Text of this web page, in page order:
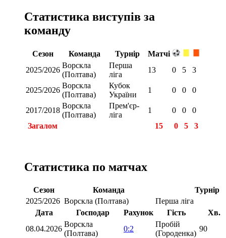
Статистика виступів за
команду
Сезон Команда Турнір
Матчі
2025/2026
Ворскла
(Полтава)
Перша
ліга
13 0 5 3
2025/2026
Ворскла
(Полтава)
Кубок
України
1 0 0 0
2017/2018
Ворскла
(Полтава)
Прем'єр-
ліга
1 0 0
0
Загалом
15 0 5 3
Статистика по матчах
Сезон Команда
Турнір
2025/2026 Ворскла (Полтава)
Перша ліга
Дата
Господар Рахунок Гість
Хв.
08.04.2026
Ворскла
(Полтава)
0:2
Пробій
(Городенка)
90